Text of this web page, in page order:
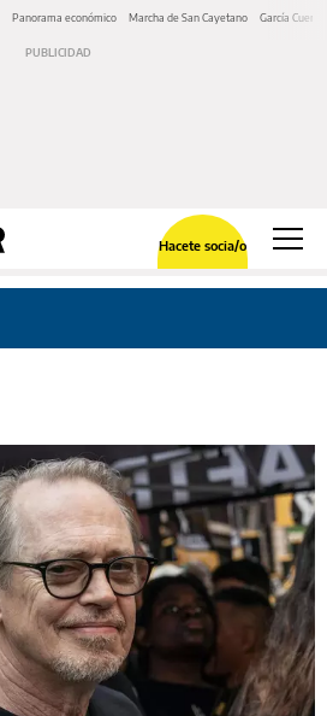
Panorama económico Marcha de San Cayetano García Cuerva
Hacete socia/o